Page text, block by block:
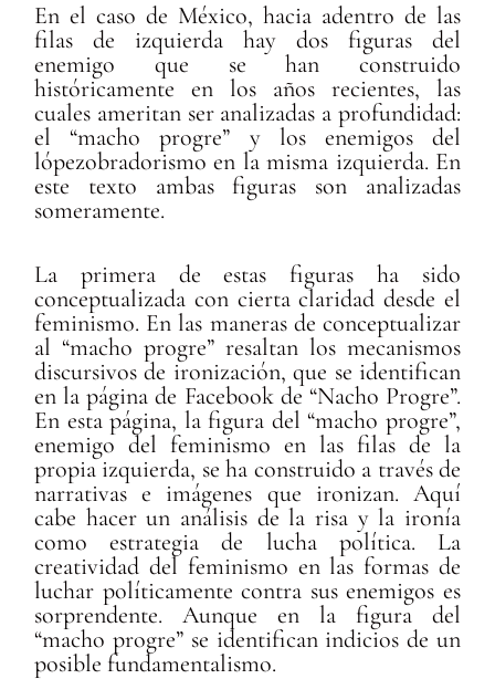
En el caso de México, hacia adentro de las
filas de izquierda hay dos figuras del
enemigo que se han construido
históricamente en los años recientes, las
cuales ameritan ser analizadas a profundidad:
el “macho progre” y los enemigos del
lópezobradorismo en la misma izquierda. En
este texto ambas figuras son analizadas
someramente.
La primera de estas figuras ha sido
conceptualizada con cierta claridad desde el
feminismo. En las maneras de conceptualizar
al “macho progre” resaltan los mecanismos
discursivos de ironización, que se identifican
en la página de Facebook de “Nacho Progre”.
En esta página, la figura del “macho progre”,
enemigo del feminismo en las filas de la
propia izquierda, se ha construido a través de
narrativas e imágenes que ironizan. Aquí
cabe hacer un análisis de la risa y la ironía
como estrategia de lucha política. La
creatividad del feminismo en las formas de
luchar políticamente contra sus enemigos es
sorprendente. Aunque en la figura del
“macho progre” se identifican indicios de un
posible fundamentalismo.